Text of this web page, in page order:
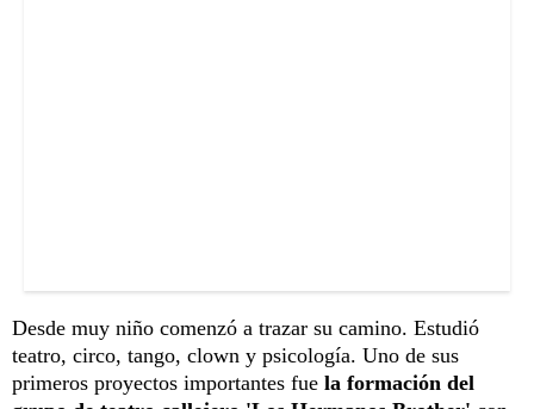
Desde muy niño comenzó a trazar su camino. Estudió
teatro, circo, tango, clown y psicología. Uno de sus
primeros proyectos importantes fue la formación del